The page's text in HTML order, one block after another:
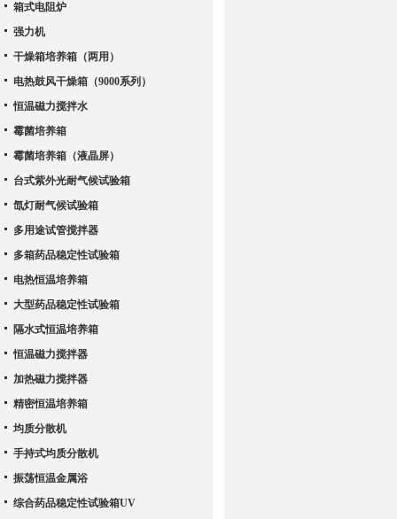
箱式电阻炉
强力机
干燥箱培养箱（两用）
电热鼓风干燥箱（9000系列）
恒温磁力搅拌水
霉菌培养箱
霉菌培养箱（液晶屏）
台式紫外光耐气候试验箱
氙灯耐气候试验箱
多用途试管搅拌器
多箱药品稳定性试验箱
电热恒温培养箱
大型药品稳定性试验箱
隔水式恒温培养箱
恒温磁力搅拌器
加热磁力搅拌器
精密恒温培养箱
均质分散机
手持式均质分散机
振荡恒温金属浴
综合药品稳定性试验箱UV